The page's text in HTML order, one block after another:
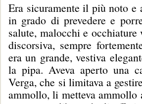
Era sicuramente il più noto e
in grado di prevedere e
salute, malocchi e
discorsiva, sempre
era un grande, vestiva
la pipa. Aveva aperto una
Verga, che si limitava a
ammollo, li metteva ammollo